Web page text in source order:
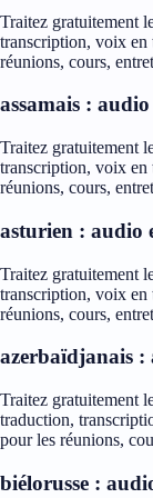
Traitez gratuitement
transcription, voix en
réunions, cours,
assamais :
Traitez gratuitement
transcription, voix en
réunions, cours,
asturien : audio
Traitez gratuitement
transcription, voix en
réunions, cours,
azerbaïdjanais :
Traitez gratuitement
traduction,
pour les réunions,
biélorusse :